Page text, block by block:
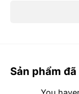
Sản phẩm